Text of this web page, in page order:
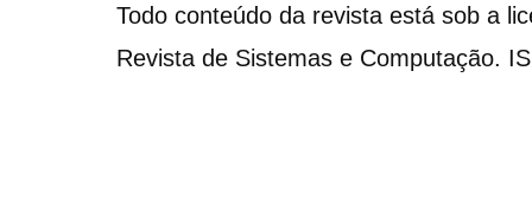
Todo conteúdo da revista está sob a
Revista de Sistemas e Computação.